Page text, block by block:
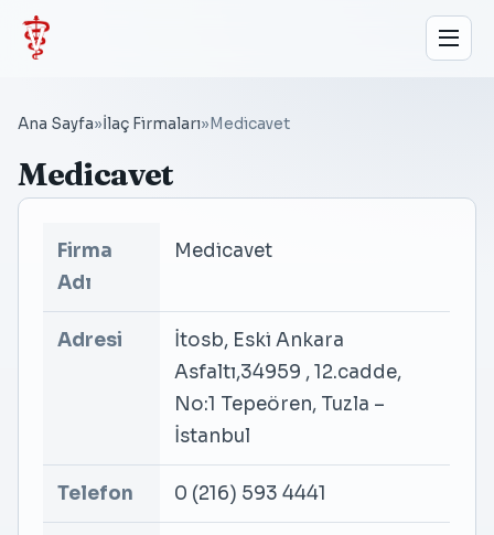
Ana Sayfa»İlaç Firmaları» Medicavet
Medicavet
Firma
Adı
Medicavet
Adresi
İtosb, Eski Ankara
Asfaltı,34959 , 12.cadde,
No:1 Tepeören, Tuzla –
İstanbul
Telefon 0 (216) 593 4441